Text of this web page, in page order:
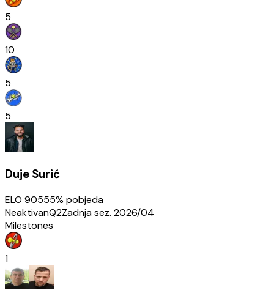
5
10
5
5
Duje Surić
ELO 90555% pobjeda
NeaktivanQ2Zadnja sez. 2026/04
Milestones
1